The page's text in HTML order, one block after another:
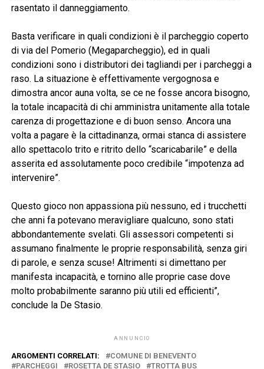
rasentato il danneggiamento.
Basta verificare in quali condizioni è il parcheggio coperto
di via del Pomerio (Megaparcheggio), ed in quali
condizioni sono i distributori dei tagliandi per i parcheggi a
raso. La situazione è effettivamente vergognosa e
dimostra ancor auna volta, se ce ne fosse ancora bisogno,
la totale incapacità di chi amministra unitamente alla totale
carenza di progettazione e di buon senso. Ancora una
volta a pagare è la cittadinanza, ormai stanca di assistere
allo spettacolo trito e ritrito dello “scaricabarile” e della
asserita ed assolutamente poco credibile “impotenza ad
intervenire”.
Questo gioco non appassiona più nessuno, ed i trucchetti
che anni fa potevano meravigliare qualcuno, sono stati
abbondantemente svelati. Gli assessori competenti si
assumano finalmente le proprie responsabilità, senza giri
di parole, e senza scuse! Altrimenti si dimettano per
manifesta incapacità, e tornino alle proprie case dove
molto probabilmente saranno più utili ed efficienti”,
conclude la De Stasio.
ANNUNCIO
ARGOMENTI CORRELATI:
COMUNE DI BENEVENTO
PARCHEGGI
ROSETTA DE STASIO TROTTA BUS